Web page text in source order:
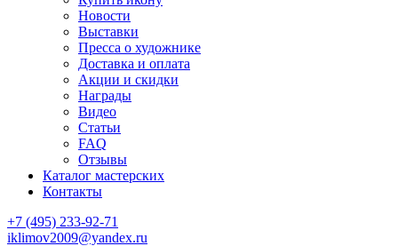
Новости
Выставки
Пресса о художнике
Доставка и оплата
Акции и скидки
Награды
Видео
Статьи
FAQ
Отзывы
Каталог мастерских
Контакты
+7 (495) 233-92-71
iklimov2009@yandex.ru